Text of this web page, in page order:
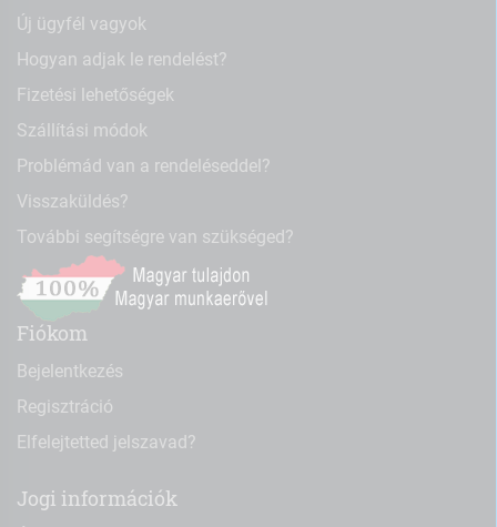
Új ügyfél vagyok
Hogyan adjak le rendelést?
Fizetési lehetőségek
Szállítási módok
Problémád van a rendeléseddel?
Visszaküldés?
További segítségre van szükséged?
Fiókom
Bejelentkezés
Regisztráció
Elfelejtetted jelszavad?
Jogi információk